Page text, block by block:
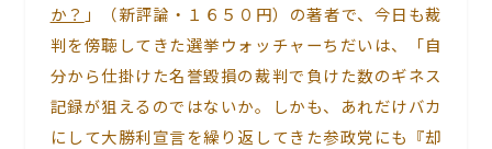
か？ 」（新評論・１６５０円）の著者で、今日も裁
判を傍聴してきた選挙ウォッチャーちだいは、「自
分から仕掛けた名誉毀損の裁判で負けた数のギネス
記録が狙えるのではないか。しかも、あれだけバカ
にして大勝利宣言を繰り返してきた参政党にも『却